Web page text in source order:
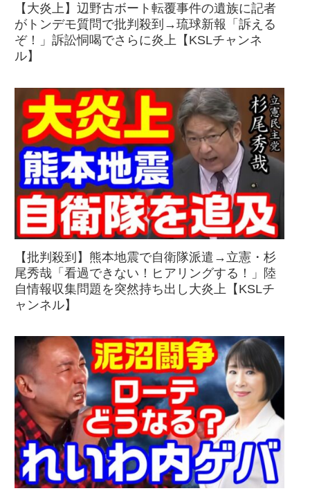
【大炎上】辺野古ボート転覆事件の遺族に記者
がトンデモ質問で批判殺到→琉球新報「訴える
ぞ！」訴訟恫喝でさらに炎上【KSLチャンネ
ル】
【批判殺到】熊本地震で自衛隊派遣→立憲・杉
尾秀哉「看過できない！ヒアリングする！」陸
自情報収集問題を突然持ち出し大炎上【KSLチ
ャンネル】